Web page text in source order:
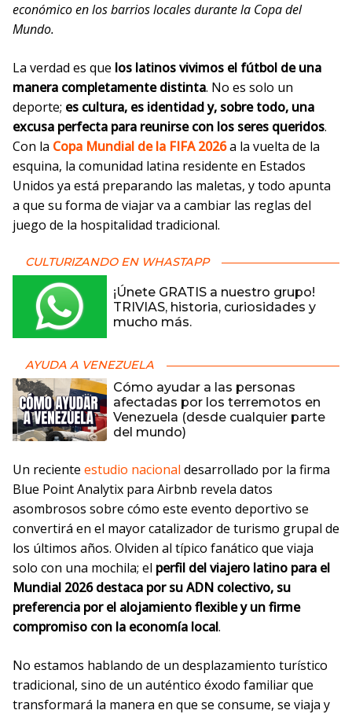
económico en los barrios locales durante la Copa del
Mundo.
La verdad es que los latinos vivimos el fútbol de una
manera completamente distinta. No es solo un
deporte; es cultura, es identidad y, sobre todo, una
excusa perfecta para reunirse con los seres queridos.
Con la Copa Mundial de la FIFA 2026a la vuelta de la
esquina, la comunidad latina residente en Estados
Unidos ya está preparando las maletas, y todo apunta
a que su forma de viajar va a cambiar las reglas del
juego de la hospitalidad tradicional.
CULTURIZANDO EN WHASTAPP
¡Únete GRATIS a nuestro grupo!
TRIVIAS, historia, curiosidades y
mucho más.
AYUDA A VENEZUELA
Cómo ayudar a las personas
afectadas por los terremotos en
Venezuela (desde cualquier parte
del mundo)
Un reciente estudio nacional desarrollado por la firma
Blue Point Analytix para Airbnb revela datos
asombrosos sobre cómo este evento deportivo se
convertirá en el mayor catalizador de turismo grupal de
los últimos años. Olviden al típico fanático que viaja
solo con una mochila; el perfil del viajero latino para el
Mundial 2026 destaca por su ADN colectivo, su
preferencia por el alojamiento flexible y un firme
compromiso con la economía local.
No estamos hablando de un desplazamiento turístico
tradicional, sino de un auténtico éxodo familiar que
transformará la manera en que se consume, se viaja y